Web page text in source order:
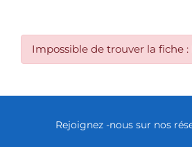
Impossible de trouver la fiche :
Rejoignez -nous sur nos